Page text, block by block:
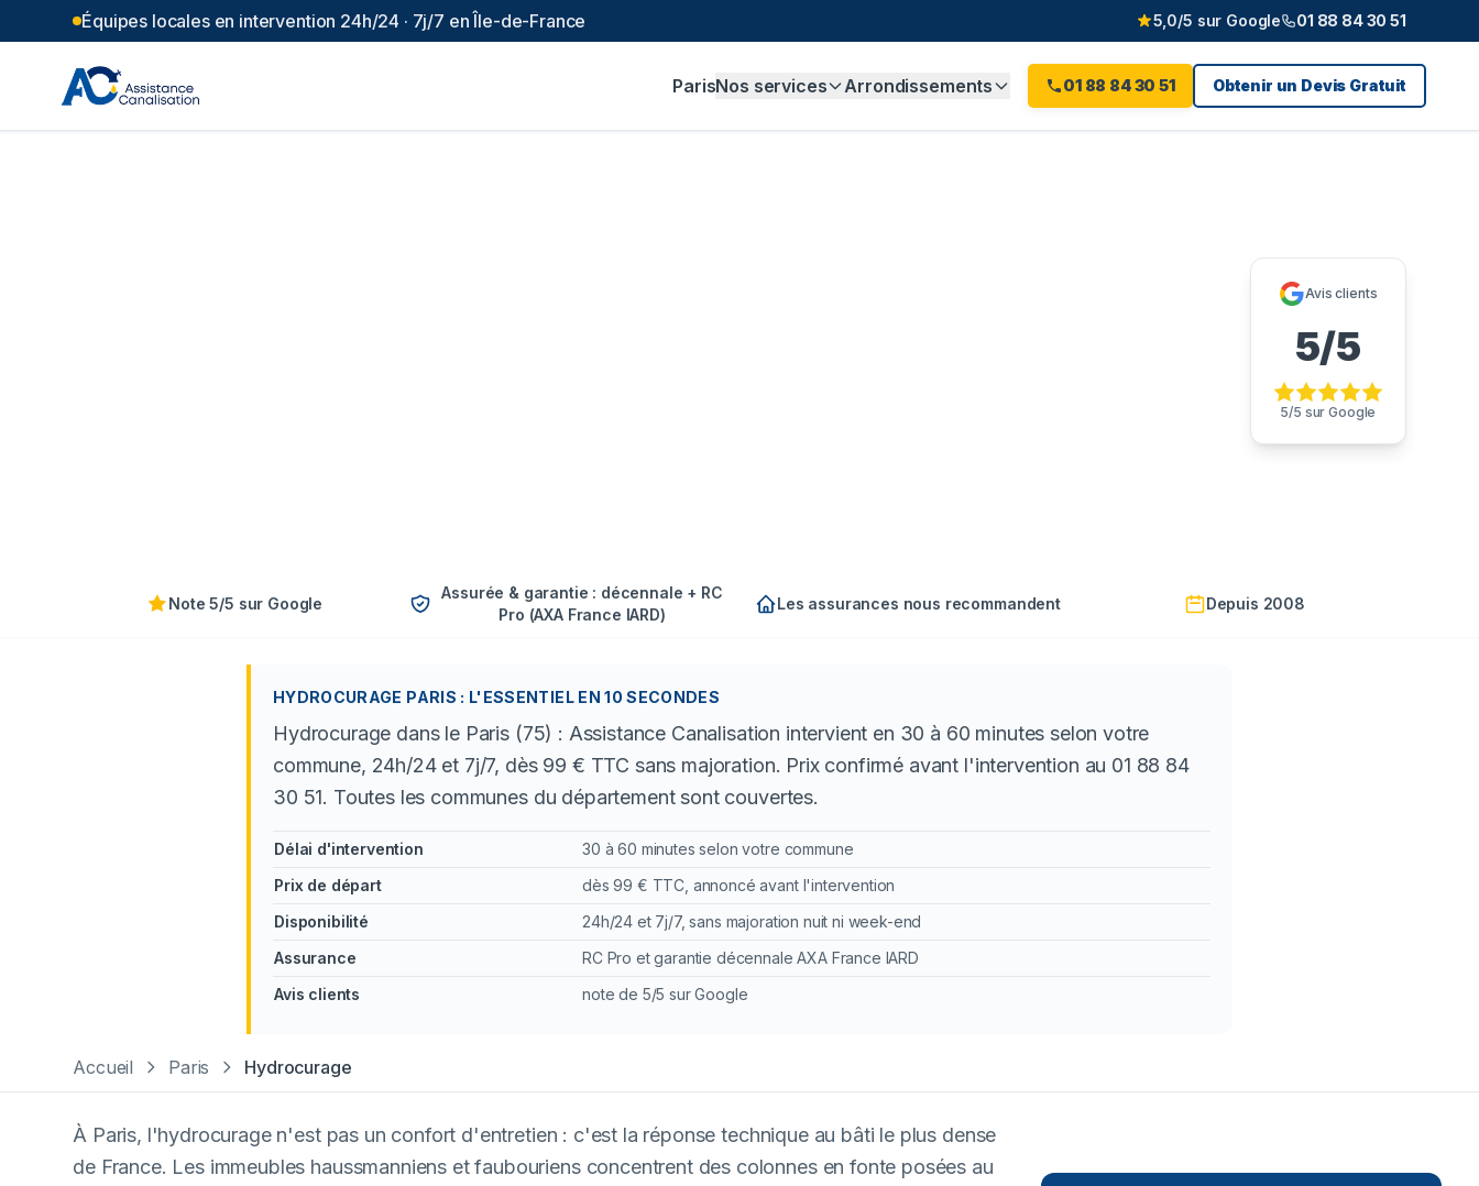
Équipes locales en intervention 24h/24 · 7j/7 en Île-de-France 5,0/5 sur Google 01 88 84 30 51
ParisNos services Arrondissements 01 88 84 30 51 Obtenir un Devis Gratuit
Avis clients
5/5
5/5 sur Google
Note 5/5 sur Google
Assurée & garantie : décennale + RC
Pro (AXA France IARD)
Les assurances nous recommandent Depuis 2008
HYDROCURAGE PARIS : L'ESSENTIEL EN 10 SECONDES
Hydrocurage dans le Paris (75) : Assistance Canalisation intervient en 30 à 60 minutes selon votre
commune, 24h/24 et 7j/7, dès 99 € TTC sans majoration. Prix confirmé avant l'intervention au 01 88 84
30 51. Toutes les communes du département sont couvertes.
Délai d'intervention
30 à 60 minutes selon votre commune
Prix de départ
dès 99 € TTC, annoncé avant l'intervention
Disponibilité
24h/24 et 7j/7, sans majoration nuit ni week-end
Assurance
RC Pro et garantie décennale AXA France IARD
Avis clients
note de 5/5 sur Google
Accueil Paris Hydrocurage
À Paris, l'hydrocurage n'est pas un confort d'entretien : c'est la réponse technique au bâti le plus dense
de France. Les immeubles haussmanniens et faubouriens concentrent des colonnes en fonte posées au